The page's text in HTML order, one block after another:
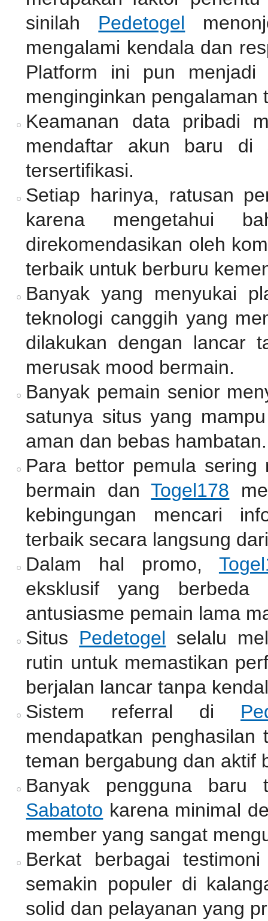
sinilah Pedetogel
mengalami kendala dan
Platform ini pun
menginginkan pengalaman
Keamanan data pribadi
mendaftar akun baru
tersertifikasi.
Setiap harinya, ratusan
karena mengetahui
direkomendasikan oleh
terbaik untuk berburu
Banyak yang menyukai
teknologi canggih yang
dilakukan dengan lancar
merusak mood bermain.
Banyak pemain senior
satunya situs yang
aman dan bebas hambatan.
Para bettor pemula sering
bermain danTogel178
kebingungan mencari
terbaik secara langsung
Dalam hal promo,
eksklusif yang berbeda
antusiasme pemain lama
Situs Pedetogel selalu
rutin untuk memastikan
berjalan lancar tanpa
Sistem referral di
mendapatkan
teman bergabung dan aktif
Banyak pengguna baru
Sabatoto karena minimal
member yang sangat
Berkat berbagai
semakin populer di
solid dan pelayanan yang